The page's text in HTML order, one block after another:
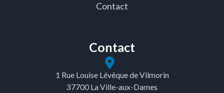
Contact
Contact
1 Rue Louise Lévêque de Vilmorin
37700 La Ville-aux-Dames